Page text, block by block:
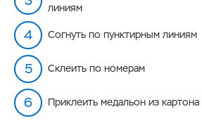
линиям
Согнуть по пунктирным линиям
Склеить по номерам
Приклеить медальон из